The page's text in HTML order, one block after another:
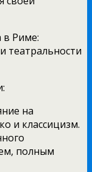
Риме:
театральности
на
и классицизм.
полным